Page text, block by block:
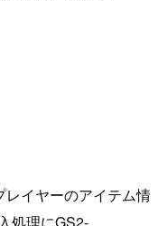
イヤーのアイテム情